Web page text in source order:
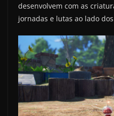
desenvolvem com as
jornadas e lutas ao lado